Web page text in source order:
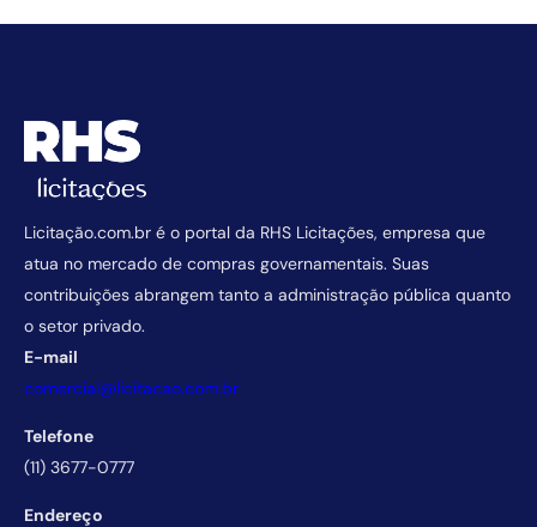
Licitação.com.br é o portal da RHS Licitações, empresa que
atua no mercado de compras governamentais. Suas
contribuições abrangem tanto a administração pública quanto
o setor privado.
E-mail
comercial@licitacao.com.br
Telefone
(11) 3677-0777
Endereço